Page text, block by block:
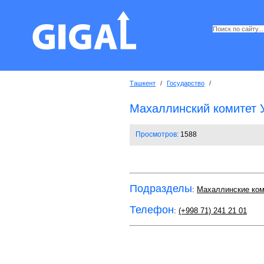
Ташкент / Государство /
Махаллинский комитет
Просмотров: 1588
Подразделы: Махаллинские
Телефон: (+998 71) 241 21 01